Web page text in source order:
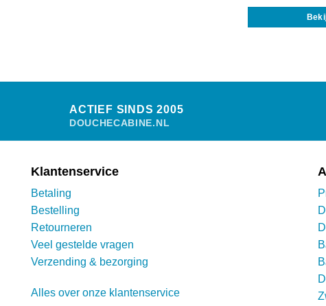
ACTIEF SINDS 2005
DOUCHECABINE.NL
Klantenservice
Betaling
Bestelling
Retourneren
Veel gestelde vragen
Verzending & bezorging
Alles over onze klantenservice